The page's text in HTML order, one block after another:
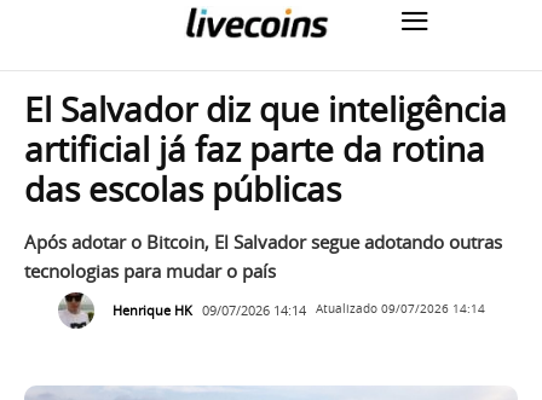
El Salvador diz que inteligência
artificial já faz parte da rotina
das escolas públicas
Após adotar o Bitcoin, El Salvador segue adotando outras
tecnologias para mudar o país
Henrique HK 09/07/2026 14:14 Atualizado 09/07/2026 14:14